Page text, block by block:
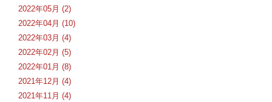
2022年05月 (2)
2022年04月 (10)
2022年03月 (4)
2022年02月 (5)
2022年01月 (8)
2021年12月 (4)
2021年11月 (4)